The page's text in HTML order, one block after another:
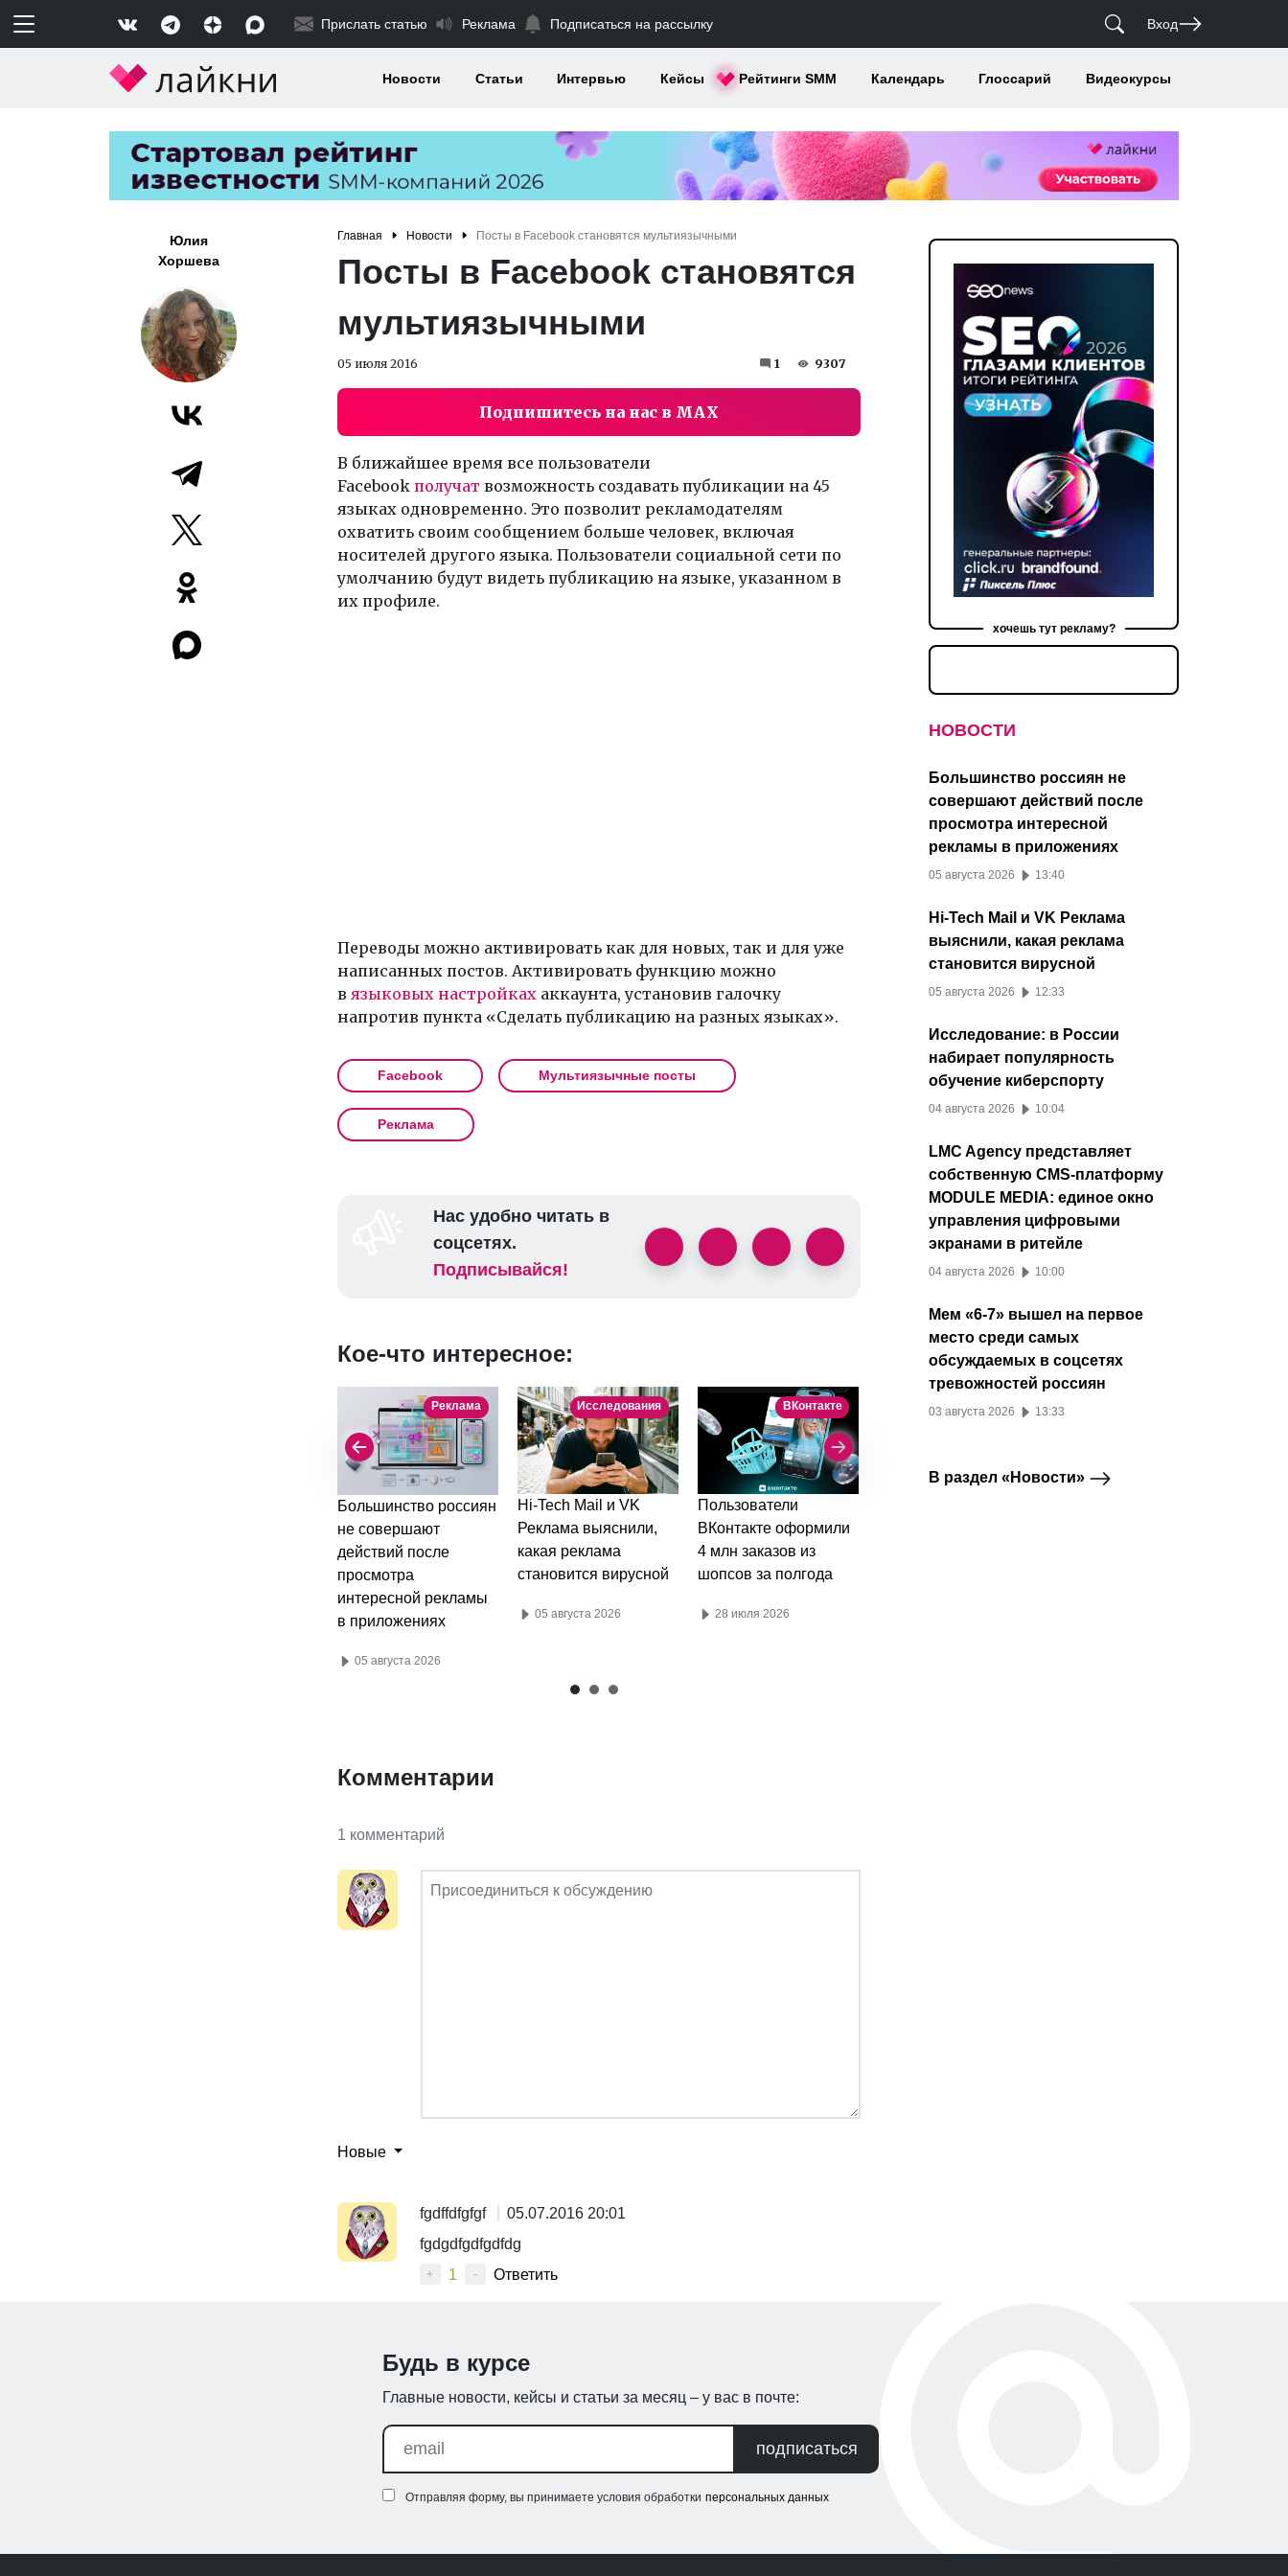
Прислать статью Реклама Подписаться на рассылку Вход
Новости Статьи Интервью Кейсы Рейтинги SMM Календарь Глоссарий Видеокурсы
Юлия
Хоршева
Главная Новости Посты в Facebook становятся мультиязычными
Посты в Facebook становятся
мультиязычными
05 июля 2016 1 9307
Подпишитесь на нас в MAX
В ближайшее время все пользователи
Facebook получат возможность создавать публикации на 45
языках одновременно. Это позволит рекламодателям
охватить своим сообщением больше человек, включая
носителей другого языка. Пользователи социальной сети по
умолчанию будут видеть публикацию на языке, указанном в
их профиле.
Переводы можно активировать как для новых, так и для уже
написанных постов. Активировать функцию можно
в языковых настройкахаккаунта, установив галочку
напротив пункта «Сделать публикацию на разных языках».
Facebook Мультиязычные посты
Реклама
Нас удобно читать в
соцсетях.
Подписывайся!
Кое-что интересное:
Реклама
Большинство россиян
не совершают
действий после
просмотра
интересной рекламы
в приложениях
05 августа 2026
Исследования
Hi-Tech Mail и VK
Реклама выяснили,
какая реклама
становится вирусной
05 августа 2026
ВКонтакте
Пользователи
ВКонтакте оформили
4 млн заказов из
шопсов за полгода
28 июля 2026
Telegram
Telegram снизилась, а
получили
Комментарии
1 комментарий
Новые
fgdffdfgfgf
05.07.2016 20:01
fgdgdfgdfgdfdg
+ 1 - Ответить
хочешь тут рекламу?
НОВОСТИ
Большинство россиян не
совершают действий после
просмотра интересной
рекламы в приложениях
05 августа 2026 13:40
Hi-Tech Mail и VK Реклама
выяснили, какая реклама
становится вирусной
05 августа 2026 12:33
Исследование: в России
набирает популярность
обучение киберспорту
04 августа 2026 10:04
LMC Agency представляет
собственную CMS-платформу
MODULE MEDIA: единое окно
управления цифровыми
экранами в ритейле
04 августа 2026 10:00
Мем «6-7» вышел на первое
место среди самых
обсуждаемых в соцсетях
тревожностей россиян
03 августа 2026 13:33
В раздел «Новости»
Будь в курсе
Главные новости, кейсы и статьи за месяц – у вас в почте:
подписаться
Отправляя форму, вы принимаете условия обработки персональных данных